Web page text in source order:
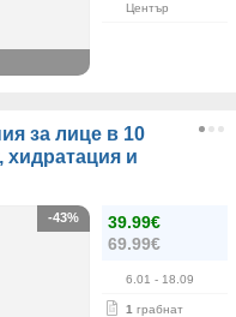
Център
за лице в 10
хидратация и
39.99€
69.99€
6.01 - 18.09
1 грабнат
-43%